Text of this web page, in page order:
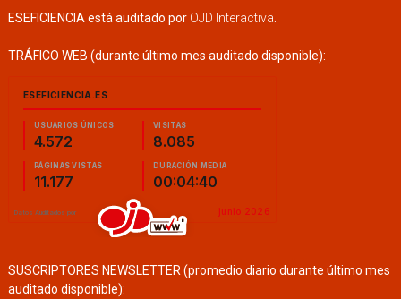
ESEFICIENCIA está auditado por OJD Interactiva
TRÁFICO WEB (durante último mes auditado disponible):
SUSCRIPTORES NEWSLETTER (promedio diario durante último mes
auditado disponible):